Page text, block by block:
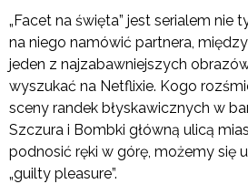
„Facet na święta” jest serialem nie
na niego namówić partnera,
jeden z najzabawniejszych
wyszukać na Netflixie. Kogo
sceny randek błyskawicznych w
Szczura i Bombki główną ulicą
podnosić ręki w górę, możemy się
„guilty pleasure”.